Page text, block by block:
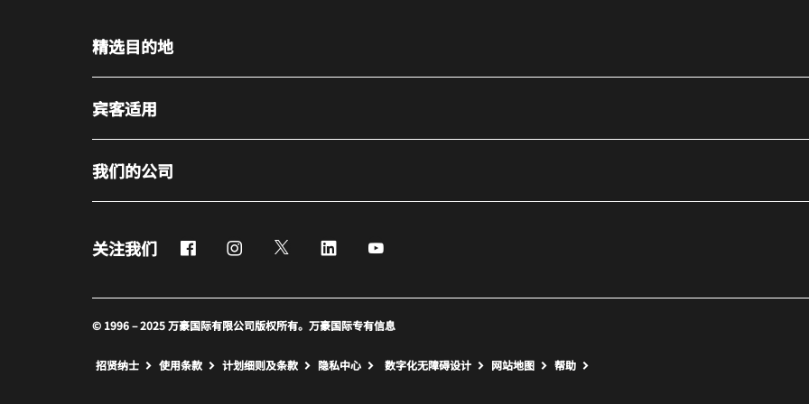
精选目的地
宾客适用
我们的公司
关注我们 FacebookInstagramTwitter LinkedIn
© 1996 – 2025 万豪国际有限公司版权所有。万豪国际专有信息
招贤纳士 使用条款 计划细则及条款 隐私中心 数字化无障碍设计 网站地图 打开新窗口
帮助